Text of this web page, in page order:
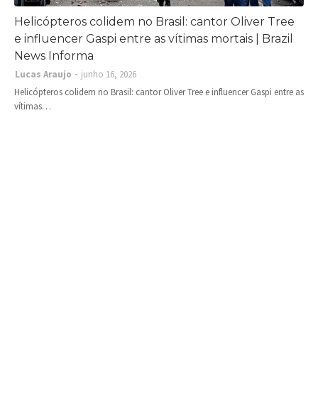
Helicópteros colidem no Brasil: cantor Oliver Tree
e influencer Gaspi entre as vítimas mortais | Brazil
News Informa
Lucas Araujo
junho 16, 2026
Helicópteros colidem no Brasil: cantor Oliver Tree e influencer Gaspi entre as
vítimas…